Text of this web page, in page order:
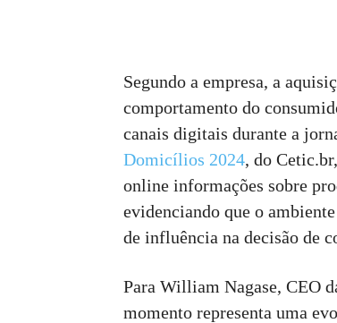
Segundo a empresa, a
comportamento do
canais digitais durante a
Domicílios 2024, do
online informações sobre
evidenciando que o
de influência na decisão de
Para William Nagase, CEO
momento representa uma